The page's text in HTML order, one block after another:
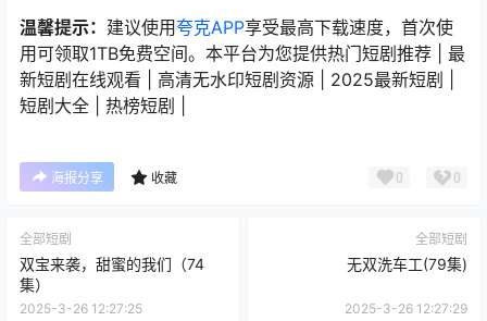
温馨提示： 建议使用夸克APP享受最高下载速度，首次使
用可领取1TB免费空间。本平台为您提供热门短剧推荐 | 最
新短剧在线观看 | 高清无水印短剧资源 | 2025最新短剧 |
短剧大全 | 热榜短剧 |
海报分享 收藏 0 0
全部短剧
双宝来袭，甜蜜的我们（74
集）
2025-3-26 12:27:25
全部短剧
无双洗车工(79集)
2025-3-26 12:27:29